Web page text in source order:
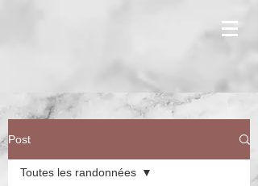
Post
Toutes les randonnées